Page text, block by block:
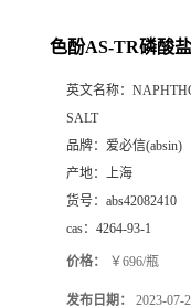
色酚AS-TR磷酸盐
英文名称：
SALT
品牌： 爱必信(absin)
产地： 上海
货号： abs42082410
cas： 4264-93-1
价格： ￥696/瓶
发布日期： 2023-07-